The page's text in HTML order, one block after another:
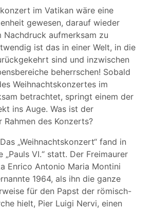
im Vatikan wäre eine
gewesen, darauf wieder
Nachdruck aufmerksam zu
ist das in einer Welt, in die
sind und inzwischen
beherrschen! Sobald
Weihnachtskonzertes im
betrachtet, springt einem der
ins Auge. Was ist der
Rahmen des Konzerts?
„Weihnachtskonzert“ fand in
„Pauls VI.“ statt. Der Freimaurer
Enrico Antonio Maria Montini
1964, als ihn die ganze
für den Papst der römisch-
hielt, Pier Luigi Nervi, einen